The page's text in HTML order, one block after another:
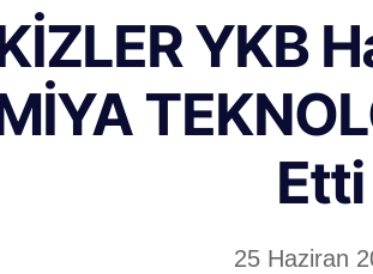
YKB
Etti
25 Haziran